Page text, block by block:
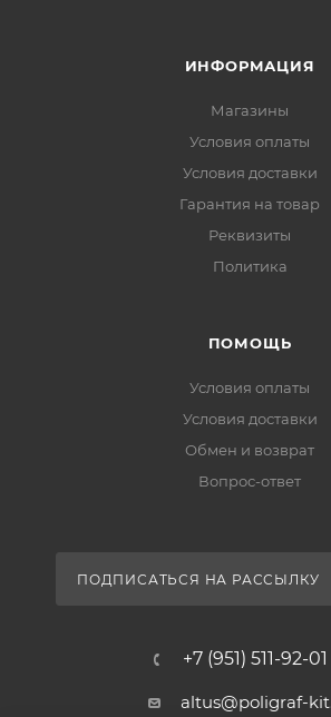
ИНФОРМАЦИЯ
Магазины
Условия оплаты
Условия доставки
Гарантия на товар
Реквизиты
Политика
ПОМОЩЬ
Условия оплаты
Условия доставки
Обмен и возврат
Вопрос-ответ
ПОДПИСАТЬСЯ НА РАССЫЛКУ
+7 (951) 511-92-01
altus@poligraf-